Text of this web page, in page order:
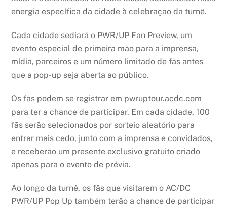
energia específica da cidade à celebração da turnê.
Cada cidade sediará o PWR/UP Fan Preview, um
evento especial de primeira mão para a imprensa,
mídia, parceiros e um número limitado de fãs antes
que a pop-up seja aberta ao público.
Os fãs podem se registrar em pwruptour.acdc.com
para ter a chance de participar. Em cada cidade, 100
fãs serão selecionados por sorteio aleatório para
entrar mais cedo, junto com a imprensa e convidados,
e receberão um presente exclusivo gratuito criado
apenas para o evento de prévia.
Ao longo da turnê, os fãs que visitarem o AC/DC
PWR/UP Pop Up também terão a chance de participar